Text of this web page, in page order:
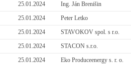
25.01.2024
Ing. Ján Brenišin
25.01.2024
Peter Letko
25.01.2024
STAVOKOV spol. s r.o.
25.01.2024
STACON s.r.o.
25.01.2024
Eko Produceenergy s. r. o.